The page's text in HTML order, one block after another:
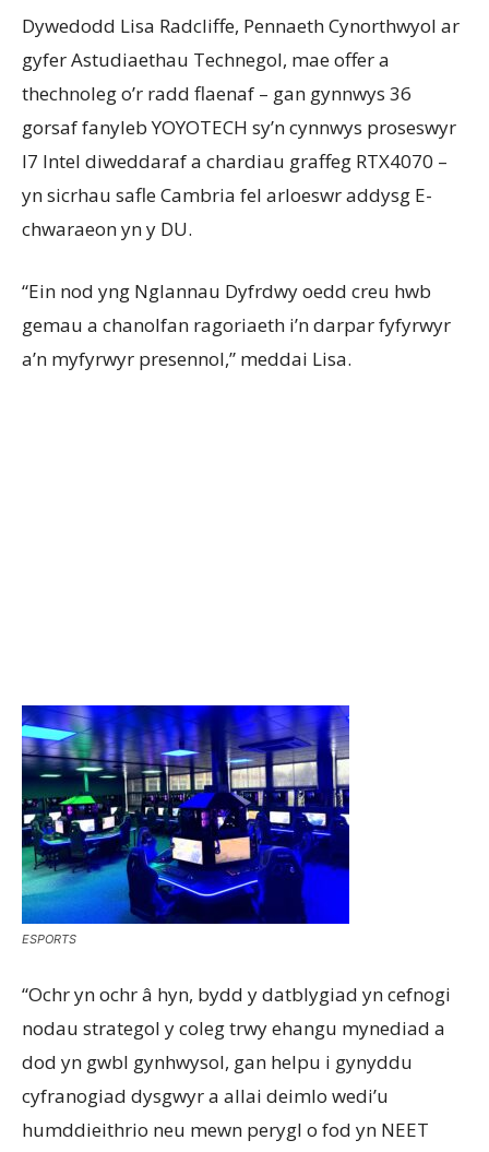
Dywedodd Lisa Radcliffe, Pennaeth Cynorthwyol ar
gyfer Astudiaethau Technegol, mae offer a
thechnoleg o’r radd flaenaf – gan gynnwys 36
gorsaf fanyleb YOYOTECH sy’n cynnwys proseswyr
I7 Intel diweddaraf a chardiau graffeg RTX4070 –
yn sicrhau safle Cambria fel arloeswr addysg E-
chwaraeon yn y DU.
“Ein nod yng Nglannau Dyfrdwy oedd creu hwb
gemau a chanolfan ragoriaeth i’n darpar fyfyrwyr
a’n myfyrwyr presennol,” meddai Lisa.
ESPORTS
“Ochr yn ochr â hyn, bydd y datblygiad yn cefnogi
nodau strategol y coleg trwy ehangu mynediad a
dod yn gwbl gynhwysol, gan helpu i gynyddu
cyfranogiad dysgwyr a allai deimlo wedi’u
humddieithrio neu mewn perygl o fod yn NEET